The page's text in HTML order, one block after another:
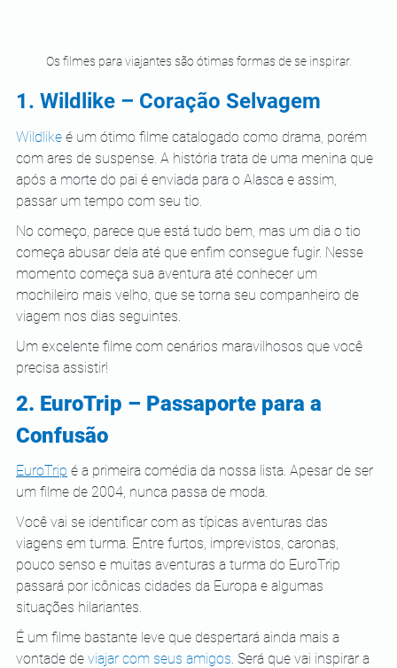
Os filmes para viajantes são ótimas formas de se inspirar.
1. Wildlike – Coração Selvagem
Wildlike é um ótimo filme catalogado como drama, porém
com ares de suspense. A história trata de uma menina que
após a morte do pai é enviada para o Alasca e assim,
passar um tempo com seu tio.
No começo, parece que está tudo bem, mas um dia o tio
começa abusar dela até que enfim consegue fugir. Nesse
momento começa sua aventura até conhecer um
mochileiro mais velho, que se torna seu companheiro de
viagem nos dias seguintes.
Um excelente filme com cenários maravilhosos que você
precisa assistir!
2. EuroTrip – Passaporte para a
Confusão
EuroTrip é a primeira comédia da nossa lista. Apesar de ser
um filme de 2004, nunca passa de moda.
Você vai se identificar com as típicas aventuras das
viagens em turma. Entre furtos, imprevistos, caronas,
pouco senso e muitas aventuras a turma do EuroTrip
passará por icônicas cidades da Europa e algumas
situações hilariantes.
É um filme bastante leve que despertará ainda mais a
vontade de viajar com seus amigos . Será que vai inspirar a